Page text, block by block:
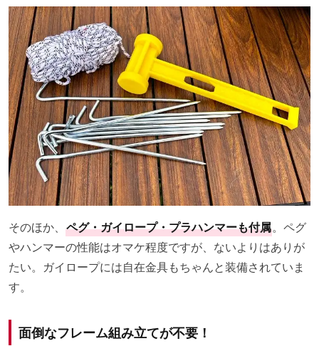
そのほか、 ペグ・ガイロープ・プラハンマーも付属。ペグ
やハンマーの性能はオマケ程度ですが、ないよりはありが
たい。ガイロープには自在金具もちゃんと装備されていま
す。
面倒なフレーム組み立てが不要！